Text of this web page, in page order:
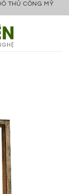
THỦ CÔNG MỸ